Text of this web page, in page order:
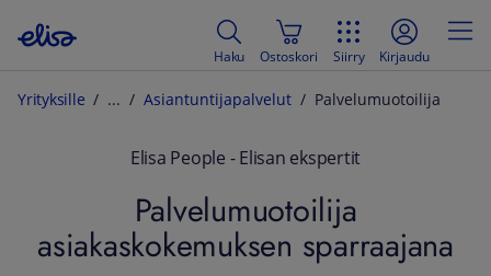
Haku Ostoskori Siirry Kirjaudu
Yrityksille Asiantuntijapalvelut Palvelumuotoilija
Elisa People - Elisan ekspertit
Palvelumuotoilija
asiakaskokemuksen sparraajana